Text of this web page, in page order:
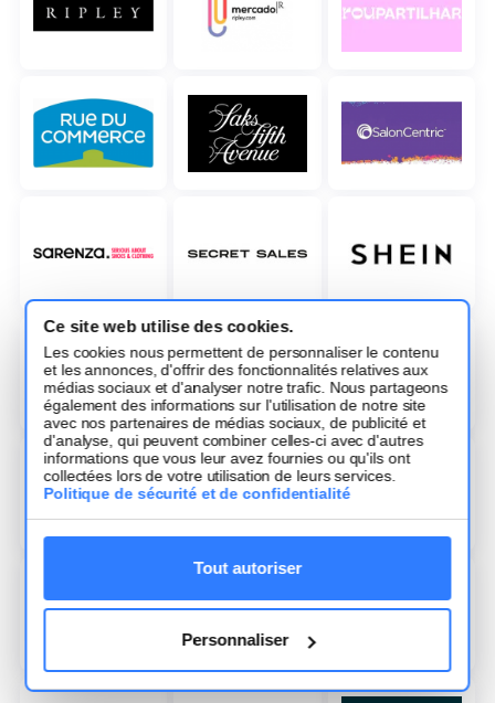
Ce site web utilise des cookies.
Les cookies nous permettent de personnaliser le contenu
et les annonces, d'offrir des fonctionnalités relatives aux
médias sociaux et d'analyser notre trafic. Nous partageons
également des informations sur l'utilisation de notre site
avec nos partenaires de médias sociaux, de publicité et
d'analyse, qui peuvent combiner celles-ci avec d'autres
informations que vous leur avez fournies ou qu'ils ont
collectées lors de votre utilisation de leurs services.
Politique de sécurité et de confidentialité
Tout autoriser
Personnaliser